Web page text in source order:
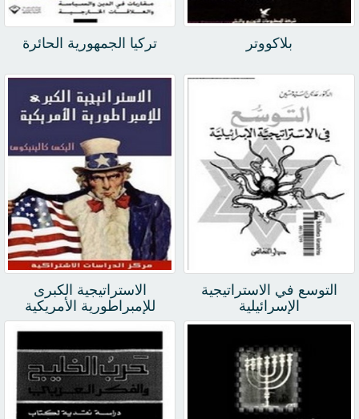
بلاكووتر تركيا الجمهورية الحائرة
التوسع في الاستراتيجية
الإسرائيلية
الاستراتيجية الكبرى
للإمبراطورية الأمريكية